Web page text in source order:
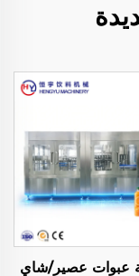
عبوات عصير/شاي